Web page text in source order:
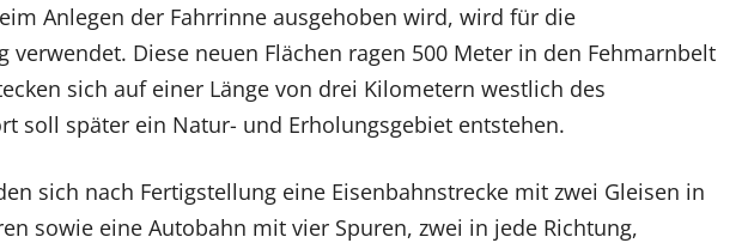
Anlegen der Fahrrinne ausgehoben wird, wird für die
verwendet. Diese neuen Flächen ragen 500 Meter in den Fehmarnbelt
sich auf einer Länge von drei Kilometern westlich des
soll später ein Natur- und Erholungsgebiet entstehen.
sich nach Fertigstellung eine Eisenbahnstrecke mit zwei Gleisen in
sowie eine Autobahn mit vier Spuren, zwei in jede Richtung,